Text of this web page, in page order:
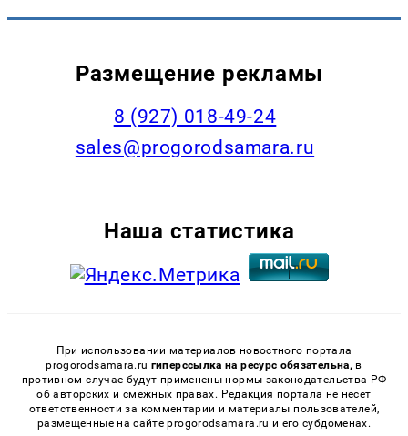
Размещение рекламы
8 (927) 018-49-24
sales@progorodsamara.ru
Наша статистика
При использовании материалов новостного портала
progorodsamara.ru гиперссылка на ресурс обязательна, в
противном случае будут применены нормы законодательства РФ
об авторских и смежных правах. Редакция портала не несет
ответственности за комментарии и материалы пользователей,
размещенные на сайте progorodsamara.ru и его субдоменах.